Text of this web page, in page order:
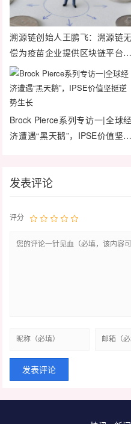
溯源链创始人王鹏飞：溯源链无
偿为疫苗企业提供区块链平台服
务
Brock Pierce系列专访一|全球经
济遭遇“黑天鹅”，IPSE价值坚挺
发表评论
评分